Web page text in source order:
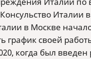
Италии
в Москве
график своей
когда был